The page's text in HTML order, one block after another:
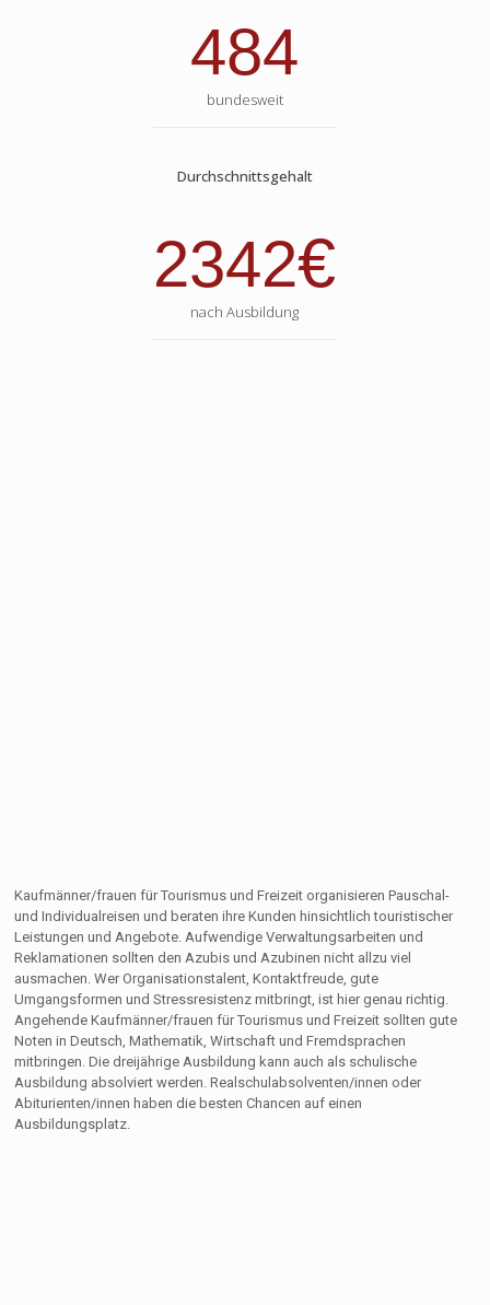
484
bundesweit
Durchschnittsgehalt
2342€
nach Ausbildung
Kaufmänner/frauen für Tourismus und Freizeit organisieren Pauschal-
und Individualreisen und beraten ihre Kunden hinsichtlich touristischer
Leistungen und Angebote. Aufwendige Verwaltungsarbeiten und
Reklamationen sollten den Azubis und Azubinen nicht allzu viel
ausmachen. Wer Organisationstalent, Kontaktfreude, gute
Umgangsformen und Stressresistenz mitbringt, ist hier genau richtig.
Angehende Kaufmänner/frauen für Tourismus und Freizeit sollten gute
Noten in Deutsch, Mathematik, Wirtschaft und Fremdsprachen
mitbringen. Die dreijährige Ausbildung kann auch als schulische
Ausbildung absolviert werden. Realschulabsolventen/innen oder
Abiturienten/innen haben die besten Chancen auf einen
Ausbildungsplatz.